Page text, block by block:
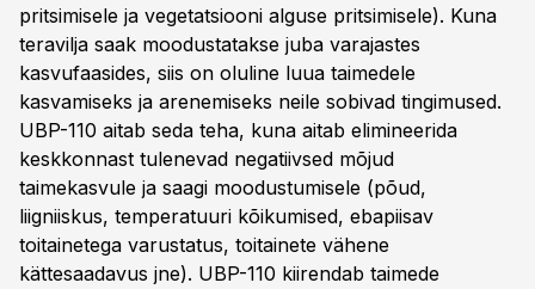
pritsimisele ja vegetatsiooni alguse pritsimisele). Kuna
teravilja saak moodustatakse juba varajastes
kasvufaasides, siis on oluline luua taimedele
kasvamiseks ja arenemiseks neile sobivad tingimused.
UBP-110 aitab seda teha, kuna aitab elimineerida
keskkonnast tulenevad negatiivsed mõjud
taimekasvule ja saagi moodustumisele (põud,
liigniiskus, temperatuuri kõikumised, ebapiisav
toitainetega varustatus, toitainete vähene
kättesaadavus jne). UBP-110 kiirendab taimede